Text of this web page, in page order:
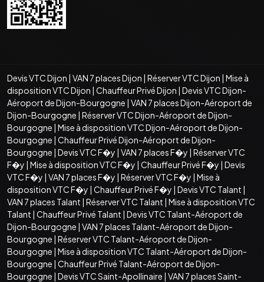
Devis VTC Dijon | VAN 7 places Dijon | Réserver VTC Dijon | Mise à
disposition VTC Dijon | Chauffeur Privé Dijon | Devis VTC Dijon-
Aéroport de Dijon-Bourgogne | VAN 7 places Dijon-Aéroport de
Dijon-Bourgogne | Réserver VTC Dijon-Aéroport de Dijon-
Bourgogne | Mise à disposition VTC Dijon-Aéroport de Dijon-
Bourgogne | Chauffeur Privé Dijon-Aéroport de Dijon-
Bourgogne | Devis VTC F�y | VAN 7 places F�y | Réserver VTC
F�y | Mise à disposition VTC F�y | Chauffeur Privé F�y | Devis
VTC F�y | VAN 7 places F�y | Réserver VTC F�y | Mise à
disposition VTC F�y | Chauffeur Privé F�y | Devis VTC Talant |
VAN 7 places Talant | Réserver VTC Talant | Mise à disposition VTC
Talant | Chauffeur Privé Talant | Devis VTC Talant-Aéroport de
Dijon-Bourgogne | VAN 7 places Talant-Aéroport de Dijon-
Bourgogne | Réserver VTC Talant-Aéroport de Dijon-
Bourgogne | Mise à disposition VTC Talant-Aéroport de Dijon-
Bourgogne | Chauffeur Privé Talant-Aéroport de Dijon-
Bourgogne | Devis VTC Saint-Apollinaire | VAN 7 places Saint-